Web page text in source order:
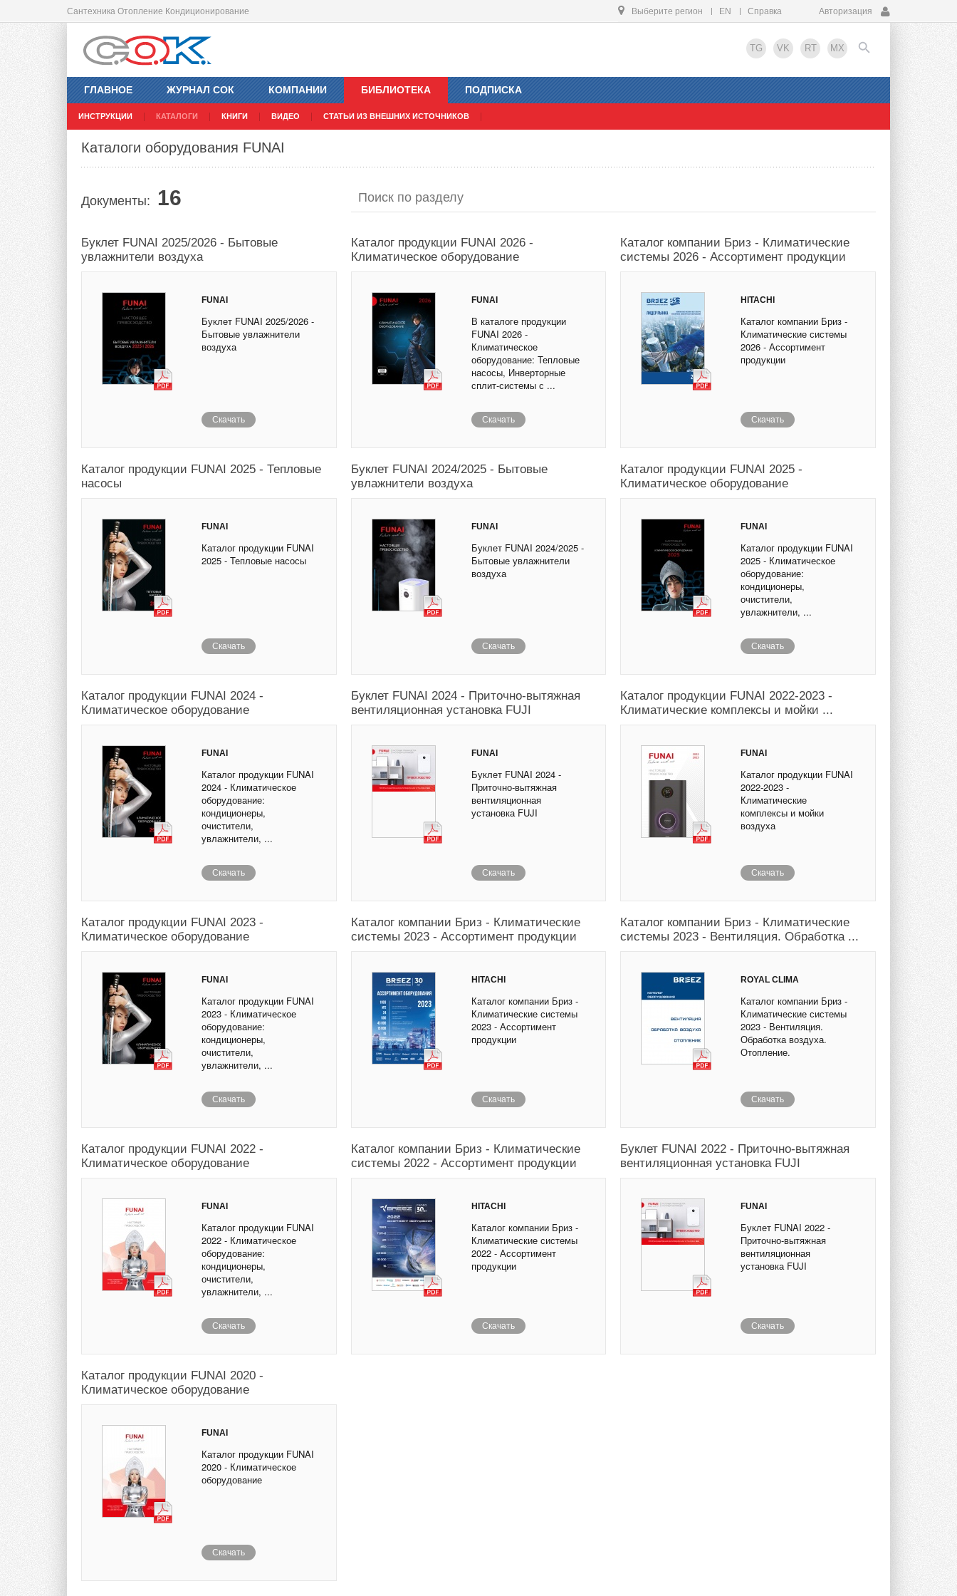
Сантехника Отопление Кондиционирование Выберите регион EN Справка Авторизация
TG VK RT MX
ГЛАВНОЕ ЖУРНАЛ СОК КОМПАНИИ БИБЛИОТЕКА
ИНСТРУКЦИИ КАТАЛОГИ КНИГИ ВИДЕО СТАТЬИ ИЗ ВНЕШНИХ ИСТОЧНИКОВ
ПОДПИСКА
Каталоги оборудования FUNAI
Документы: 16
Буклет FUNAI 2025/2026 - Бытовые
увлажнители воздуха
FUNAI
Буклет FUNAI 2025/2026 -
Бытовые увлажнители
воздуха
Скачать
Каталог продукции FUNAI 2026 -
Климатическое оборудование
FUNAI
В каталоге продукции
FUNAI 2026 -
Климатическое
оборудование: Тепловые
насосы, Инверторные
сплит-системы с ...
Скачать
Каталог компании Бриз - Климатические
системы 2026 - Ассортимент продукции
HITACHI
Каталог компании Бриз -
Климатические системы
2026 - Ассортимент
продукции
Скачать
Каталог продукции FUNAI 2025 - Тепловые
насосы
FUNAI
Каталог продукции FUNAI
2025 - Тепловые насосы
Скачать
Буклет FUNAI 2024/2025 - Бытовые
увлажнители воздуха
FUNAI
Буклет FUNAI 2024/2025 -
Бытовые увлажнители
воздуха
Скачать
Каталог продукции FUNAI 2025 -
Климатическое оборудование
FUNAI
Каталог продукции FUNAI
2025 - Климатическое
оборудование:
кондиционеры,
очистители,
увлажнители, ...
Скачать
Каталог продукции FUNAI 2024 -
Климатическое оборудование
FUNAI
Каталог продукции FUNAI
2024 - Климатическое
оборудование:
кондиционеры,
очистители,
увлажнители, ...
Скачать
Буклет FUNAI 2024 - Приточно-вытяжная
вентиляционная установка FUJI
FUNAI
Буклет FUNAI 2024 -
Приточно-вытяжная
вентиляционная
установка FUJI
Скачать
Каталог продукции FUNAI 2022-2023 -
Климатические комплексы и мойки ...
FUNAI
Каталог продукции FUNAI
2022-2023 -
Климатические
комплексы и мойки
воздуха
Скачать
Каталог продукции FUNAI 2023 -
Климатическое оборудование
FUNAI
Каталог продукции FUNAI
2023 - Климатическое
оборудование:
кондиционеры,
очистители,
увлажнители, ...
Скачать
Каталог компании Бриз - Климатические
системы 2023 - Ассортимент продукции
HITACHI
Каталог компании Бриз -
Климатические системы
2023 - Ассортимент
продукции
Скачать
Каталог компании Бриз - Климатические
системы 2023 - Вентиляция. Обработка ...
ROYAL CLIMA
Каталог компании Бриз -
Климатические системы
2023 - Вентиляция.
Обработка воздуха.
Отопление.
Скачать
Каталог продукции FUNAI 2022 -
Климатическое оборудование
FUNAI
Каталог продукции FUNAI
2022 - Климатическое
оборудование:
кондиционеры,
очистители,
увлажнители, ...
Скачать
Каталог компании Бриз - Климатические
системы 2022 - Ассортимент продукции
HITACHI
Каталог компании Бриз -
Климатические системы
2022 - Ассортимент
продукции
Скачать
Буклет FUNAI 2022 - Приточно-вытяжная
вентиляционная установка FUJI
FUNAI
Буклет FUNAI 2022 -
Приточно-вытяжная
вентиляционная
установка FUJI
Скачать
Каталог продукции FUNAI 2020 -
Климатическое оборудование
FUNAI
Каталог продукции FUNAI
2020 - Климатическое
оборудование
Скачать